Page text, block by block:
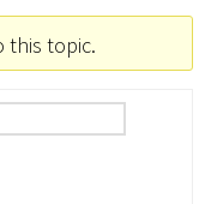
this topic.